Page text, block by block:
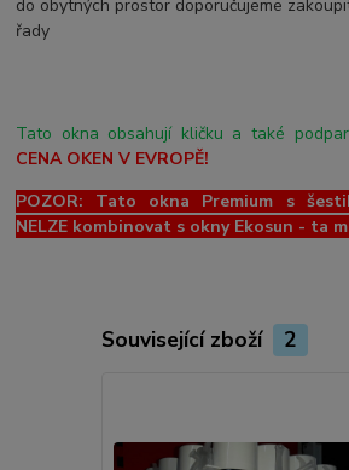
do obytných prostor doporučujeme
řady
Tato okna obsahují kličku a také
CENA OKEN V EVROPĚ!
POZOR: Tato okna Premium s
NELZE kombinovat s okny Ekosun - ta
Související zboží 2